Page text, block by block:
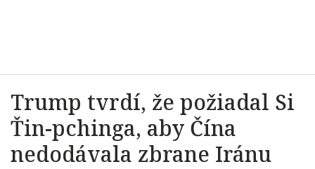
Trump tvrdí, že požiadal Si
Ťin-pchinga, aby Čína
nedodávala zbrane Iránu